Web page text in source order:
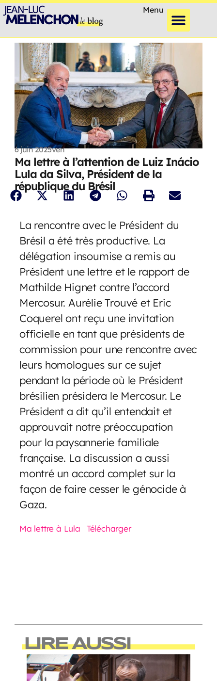
Menu
6 juin 2025ven
Ma lettre à l’attention de Luiz Inácio
Lula da Silva, Président de la
république du Brésil
La rencontre avec le Président du
Brésil a été très productive. La
délégation insoumise a remis au
Président une lettre et le rapport de
Mathilde Hignet contre l’accord
Mercosur. Aurélie Trouvé et Eric
Coquerel ont reçu une invitation
officielle en tant que présidents de
commission pour une rencontre avec
leurs homologues sur ce sujet
pendant la période où le Président
brésilien présidera le Mercosur. Le
Président a dit qu’il entendait et
approuvait notre préoccupation
pour la paysannerie familiale
française. La discussion a aussi
montré un accord complet sur la
façon de faire cesser le génocide à
Gaza.
Ma lettre à Lula Télécharger
LIRE AUSSI